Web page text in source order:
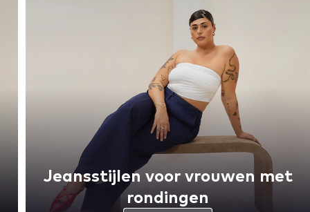
Jeansstijlen voor vrouwen met
rondingen